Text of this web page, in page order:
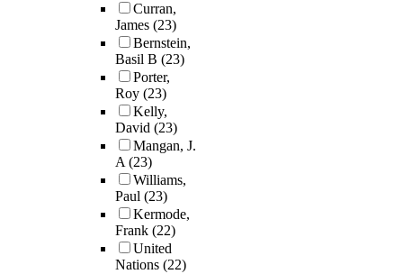
Curran,
James (23)
Bernstein,
Basil B (23)
Porter,
Roy (23)
Kelly,
David (23)
Mangan, J.
A(23)
Williams,
Paul (23)
Kermode,
Frank (22)
United
Nations (22)